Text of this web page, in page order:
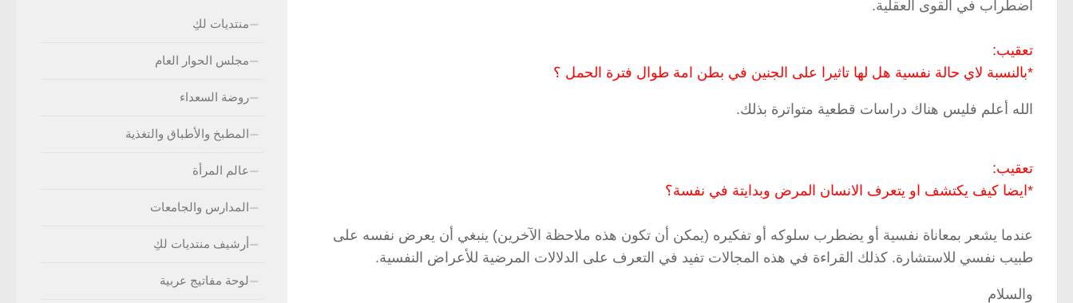
اضطراب في القوى العقلية.
تعقيب:
*بالنسبة لاي حالة نفسية هل لها تاثيرا على الجنين في بطن امة طوال فترة الحمل ؟
الله أعلم فليس هناك دراسات قطعية متواترة بذلك.
تعقيب:
*ايضا كيف يكتشف او يتعرف الانسان المرض وبدايتة في نفسة؟
عندما يشعر بمعاناة نفسية أو يضطرب سلوكه أو تفكيره (يمكن أن تكون هذه ملاحظة الآخرين) ينبغي أن يعرض نفسه على
طبيب نفسي للاستشارة. كذلك القراءة في هذه المجالات تفيد في التعرف على الدلالات المرضية للأعراض النفسية.
والسلام
منتديات لكِ
مجلس الحوار العام
روضة السعداء
المطبخ والأطباق والتغذية
عالم المرأة
المدارس والجامعات
أرشيف منتديات لكِ
لوحة مفاتيج عربية